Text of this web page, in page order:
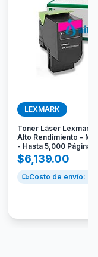
LEXMARK
Toner Láser Lexmark
Alto Rendimiento -
- Hasta 5,000 Páginas
$6,139.00
Costo de envío: $